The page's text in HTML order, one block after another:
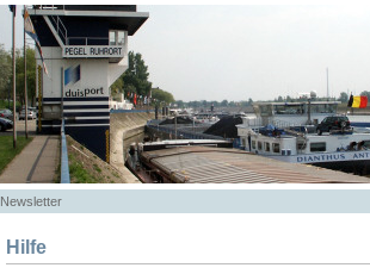
Newsletter
Hilfe